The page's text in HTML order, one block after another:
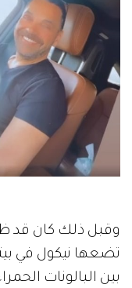
وقبل ذلك كان قد
تضعها نيكول في
بين البالونات